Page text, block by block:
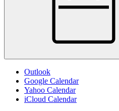
Outlook
Google Calendar
Yahoo Calendar
iCloud Calendar